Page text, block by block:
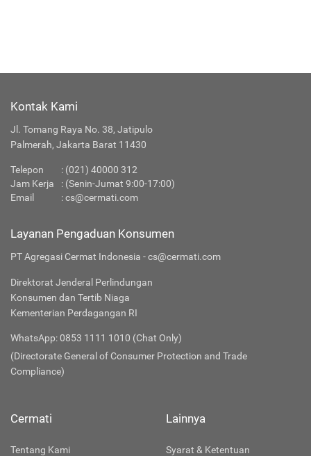
Kontak Kami
Jl. Tomang Raya No. 38, Jatipulo
Palmerah, Jakarta Barat 11430
Telepon : (021) 40000 312
Jam Kerja
: (Senin-Jumat 9:00-17:00)
Email
:cs@cermati.com
Layanan Pengaduan Konsumen
PT Agregasi Cermat Indonesia - cs@cermati.com
Direktorat Jenderal Perlindungan
Konsumen dan Tertib Niaga
Kementerian Perdagangan RI
WhatsApp: 0853 1111 1010 (Chat Only)
(Directorate General of Consumer Protection and Trade
Compliance)
Cermati
Tentang Kami
Lainnya
Syarat & Ketentuan